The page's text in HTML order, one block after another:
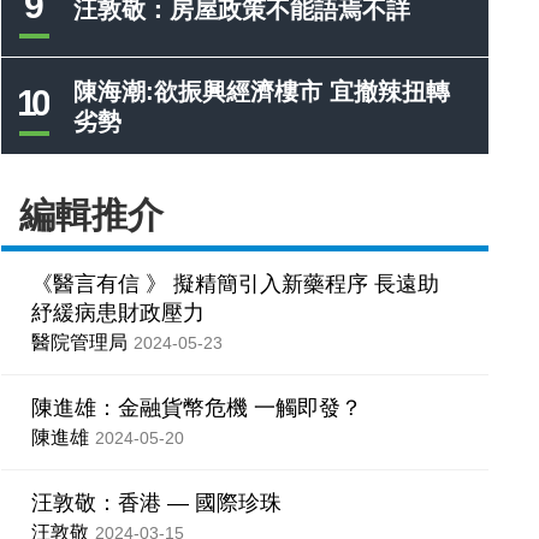
汪敦敬：房屋政策不能語焉不詳
10
陳海潮:欲振興經濟樓市 宜撤辣扭轉
劣勢
編輯推介
《醫言有信 》 擬精簡引入新藥程序 長遠助
紓緩病患財政壓力
醫院管理局 2024-05-23
陳進雄：金融貨幣危機 一觸即發？
陳進雄 2024-05-20
汪敦敬：香港 — 國際珍珠
汪敦敬 2024-03-15